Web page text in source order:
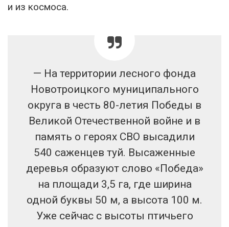
и из космоса.
— На территории лесного фонда
Новотроицкого муниципального
округа в честь 80-летия Победы в
Великой Отечественной войне и в
память о героях СВО высадили
540 саженцев туй. Высаженные
деревья образуют слово «Победа»
на площади 3,5 га, где ширина
одной буквы 50 м, а высота 100 м.
Уже сейчас с высоты птичьего